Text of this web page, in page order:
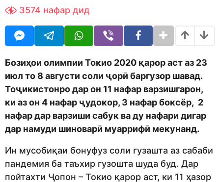
Y
O
R
e
g
3574 нафар дид
Бозиҳои олимпии Токио 2020 қарор аст аз 23
июл то 8 августи соли ҷорӣ баргузор шавад.
Тоҷикистонро дар он 11 нафар варзишгарон,
ки аз он 4 нафар ҷудокор, 3 нафар боксёр, 2
нафар дар варзиши сабук ва ду нафари дигар
дар намуди шиноварӣ муаррифӣ мекунанд.
Ин мусобиқаи бонуфуз соли гузашта аз сабаби
пандемия ба таъхир гузошта шуда буд. Дар
пойтахти Ҷопон – Токио қарор аст, ки 11 ҳазор